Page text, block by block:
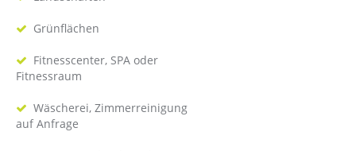
Grünflächen
Fitnesscenter, SPA oder
Fitnessraum
Wäscherei, Zimmerreinigung
auf Anfrage